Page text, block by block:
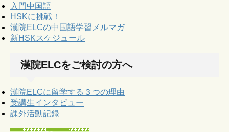
入門中国語
HSKに挑戦！
漢院ELCの中国語学習メルマガ
新HSKスケジュール
漢院ELCをご検討の方へ
漢院ELCに留学する３つの理由
受講生インタビュー
課外活動記録